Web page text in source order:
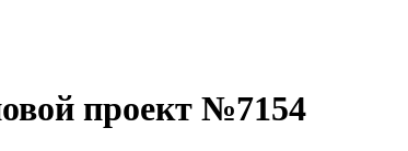
проект №7154